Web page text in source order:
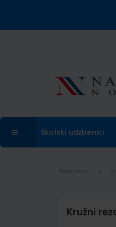
Školski udžbenici
Naslovna
Kružni